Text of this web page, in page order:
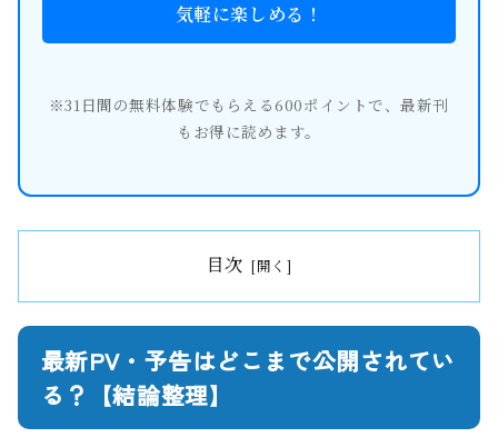
気軽に楽しめる！
※31日間の無料体験でもらえる600ポイントで、最新刊
もお得に読めます。
目次
最新PV・予告はどこまで公開されてい
る？【結論整理】